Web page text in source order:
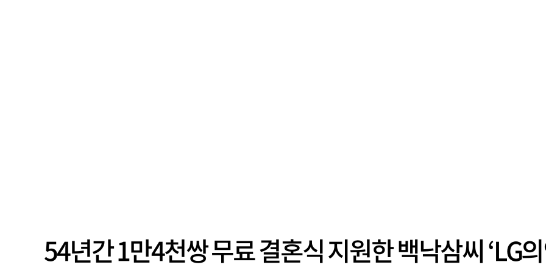
54년간 1만4천쌍 무료 결혼식 지원한 백낙삼씨 ‘LG